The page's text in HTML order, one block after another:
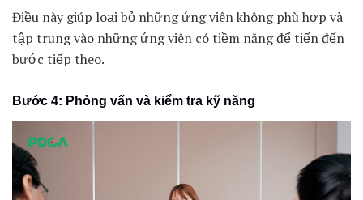
Điều này giúp loại bỏ những ứng viên không phù hợp và
tập trung vào những ứng viên có tiềm năng để tiến đến
bước tiếp theo.
Bước 4: Phỏng vấn và kiểm tra kỹ năng